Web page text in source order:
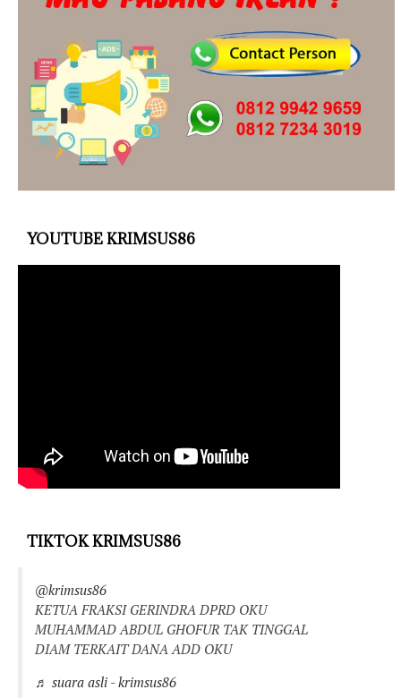
YOUTUBE KRIMSUS86
TIKTOK KRIMSUS86
@krimsus86
KETUA FRAKSI GERINDRA DPRD OKU
MUHAMMAD ABDUL GHOFUR TAK TINGGAL
DIAM TERKAIT DANA ADD OKU
♬ suara asli - krimsus86